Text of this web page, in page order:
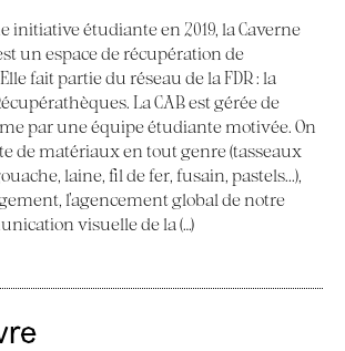
initiative étudiante en 2019, la Caverne
un espace de récupération de
fait partie du réseau de la FDR : la
La CAB est gérée de
par une équipe étudiante motivée. On
de matériaux en tout genre (tasseaux
laine, fil de fer, fusain, pastels...),
l’agencement global de notre
visuelle de la (…)